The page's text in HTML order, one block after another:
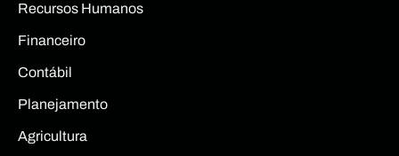
Recursos Humanos
Financeiro
Contábil
Planejamento
Agricultura